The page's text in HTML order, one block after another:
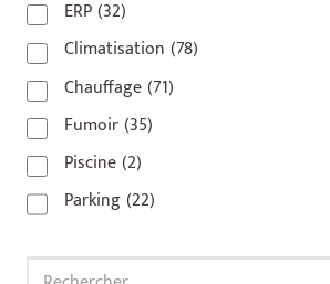
93100(1)
93200
93500 (1)
ERP(32)
Climatisation (78)
Chauffage(71)
Fumoir(35)
Piscine(2)
Parking(22)
Rechercher :